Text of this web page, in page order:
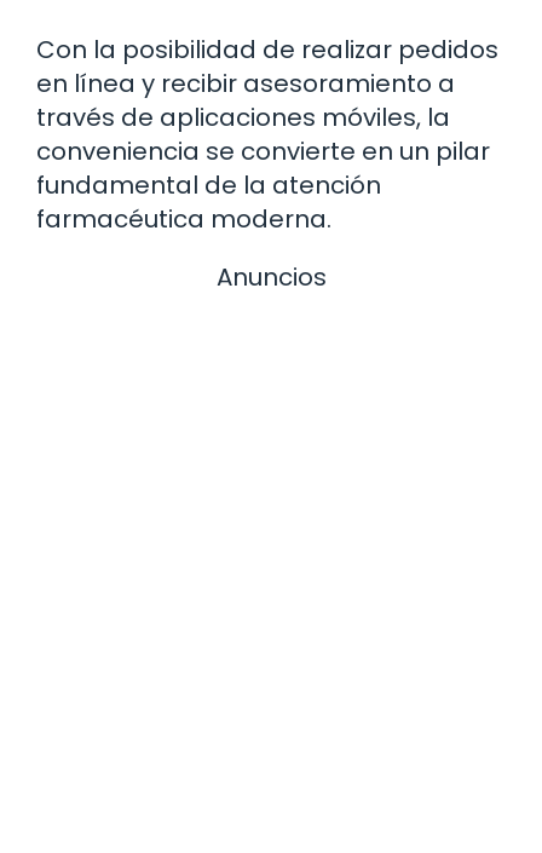
Con la posibilidad de realizar pedidos
en línea y recibir asesoramiento a
través de aplicaciones móviles, la
conveniencia se convierte en un pilar
fundamental de la atención
farmacéutica moderna.
Anuncios